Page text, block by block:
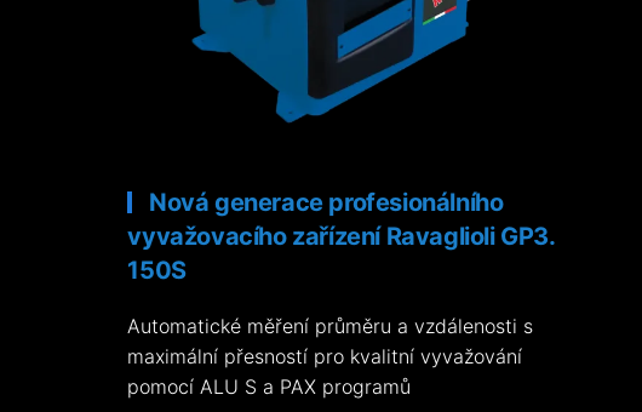
Nová generace profesionálního
vyvažovacího zařízení Ravaglioli GP3.
150S
Automatické měření průměru a vzdálenosti s
maximální přesností pro kvalitní vyvažování
pomocí ALU S a PAX programů